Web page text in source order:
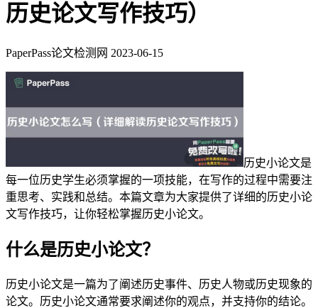
历史论文写作技巧）
PaperPass论文检测网 2023-06-15
历史小论文是
每一位历史学生必须掌握的一项技能，在写作的过程中需要注
重思考、实践和总结。本篇文章为大家提供了详细的历史小论
文写作技巧，让你轻松掌握历史小论文。
什么是历史小论文？
历史小论文是一篇为了阐述历史事件、历史人物或历史现象的
论文。历史小论文通常要求阐述你的观点，并支持你的结论。